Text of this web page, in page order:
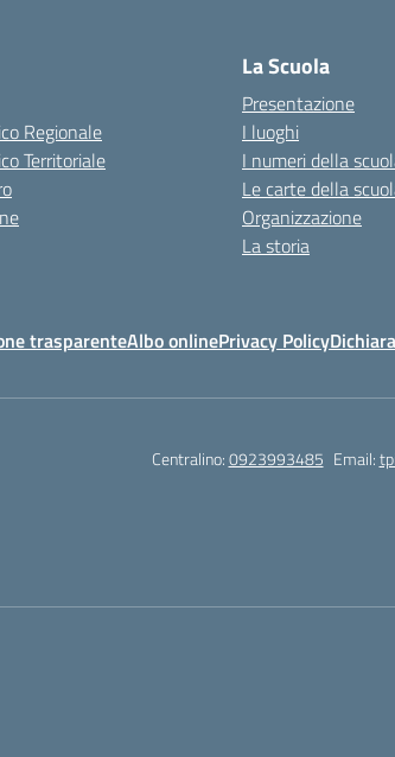
Regionale
Territoriale
La Scuola
Presentazione
I luoghi
I numeri della
Le carte della
Organizzazione
La storia
trasparenteAlbo onlinePrivacy Policy
Centralino:0923993485 Email: